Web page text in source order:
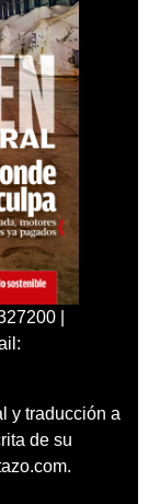
|
y traducción a
de su